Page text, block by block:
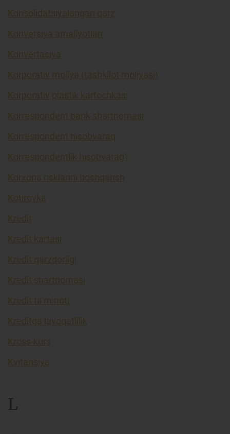
Konsolidatsiyalangan qarz
Konversiya amaliyotlari
Konvertasiya
Korporativ moliya (tashkilot moliyasi)
Korporativ plastik kartochkasi
Korrespondent bank shartnomasi
Korrespondent hisobvaraq
Korrespondentlik hisobvarag'i
Korxona risklarini boshqarish
Kotirovka
Kredit
Kredit kartasi
Kredit qarzdorligi
Kredit shartnomasi
Kredit ta’minoti
Kreditga layoqatlilik
Kross-kurs
Kvitansiya
L